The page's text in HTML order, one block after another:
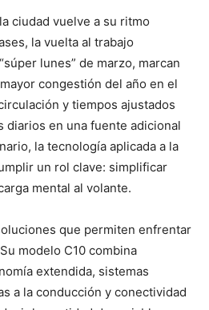
ciudad vuelve a su ritmo
la vuelta al trabajo
lunes” de marzo, marcan
congestión del año en el
y tiempos ajustados
en una fuente adicional
la tecnología aplicada a la
un rol clave: simplificar
mental al volante.
que permiten enfrentar
modelo C10 combina
extendida, sistemas
a la conducción y conectividad